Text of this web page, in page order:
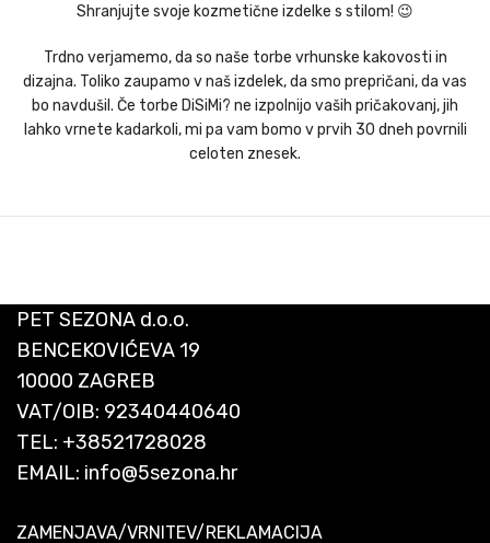
Shranjujte svoje kozmetične izdelke s stilom! 😉
Trdno verjamemo, da so naše torbe vrhunske kakovosti in
dizajna. Toliko zaupamo v naš izdelek, da smo prepričani, da vas
bo navdušil. Če torbe DiSiMi? ne izpolnijo vaših pričakovanj, jih
lahko vrnete kadarkoli, mi pa vam bomo v prvih 30 dneh povrnili
celoten znesek.
PET SEZONA d.o.o.
BENCEKOVIĆEVA 19
10000 ZAGREB
VAT/OIB: 92340440640
TEL: +38521728028
EMAIL: info@5sezona.hr
ZAMENJAVA/VRNITEV/REKLAMACIJA